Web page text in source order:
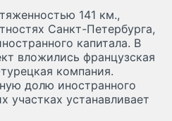
141 км.,
Санкт-Петербурга,
капитала. В
вложились французская
компания.
долю иностранного
участках устанавливает